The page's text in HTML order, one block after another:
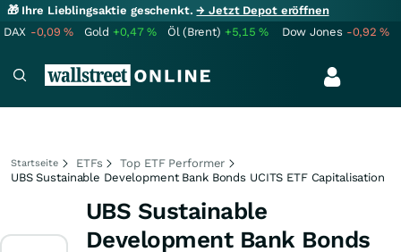
🎁 Ihre Lieblingsaktie geschenkt.→ Jetzt Depot eröffnen
DAX -0,09% Gold +0,47% Öl (Brent) +5,15% Dow Jones -0,92%
Startseite ETFs
Top ETF Performer
UBS Sustainable Development Bank Bonds UCITS ETF Capitalisation
UBS Sustainable
Development Bank Bonds